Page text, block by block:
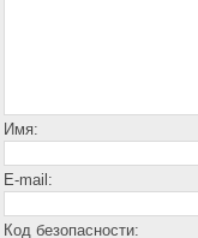
Имя:
E-mail:
Код безопасности: